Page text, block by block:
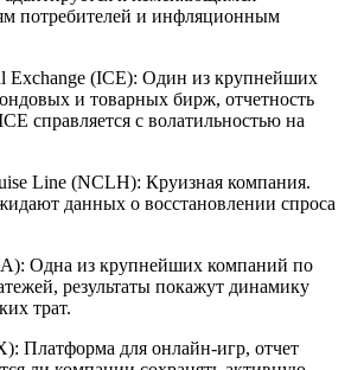
потребителей и инфляционным
Exchange (ICE): Один из крупнейших
и товарных бирж, отчетность
справляется с волатильностью на
Line (NCLH): Круизная компания.
данных о восстановлении спроса
Одна из крупнейших компаний по
результаты покажут динамику
трат.
Платформа для онлайн-игр, отчет